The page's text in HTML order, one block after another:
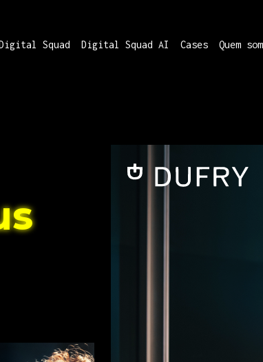
Squad Digital Squad AI Cases Quem